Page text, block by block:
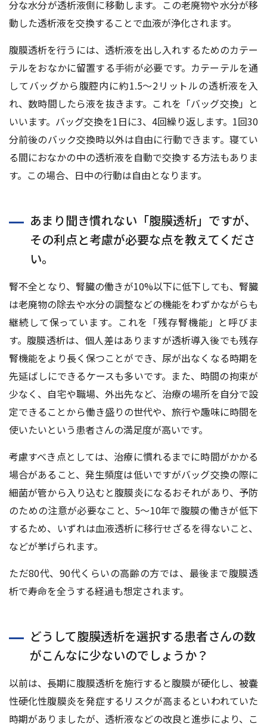
分な水分が透析液側に移動します。この老廃物や水分が移
動した透析液を交換することで血液が浄化されます。
腹膜透析を行うには、透析液を出し入れするためのカテー
テルをおなかに留置する手術が必要です。カテーテルを通
してバッグから腹腔内に約1.5～2リットルの透析液を入
れ、数時間したら液を抜きます。これを「バッグ交換」と
いいます。バッグ交換を1日に3、4回繰り返します。1回30
分前後のバック交換時以外は自由に行動できます。寝てい
る間におなかの中の透析液を自動で交換する方法もありま
す。この場合、日中の行動は自由となります。
あまり聞き慣れない「腹膜透析」ですが、
その利点と考慮が必要な点を教えてくださ
い。
腎不全となり、腎臓の働きが10%以下に低下しても、腎臓
は老廃物の除去や水分の調整などの機能をわずかながらも
継続して保っています。これを「残存腎機能」と呼びま
す。腹膜透析は、個人差はありますが透析導入後でも残存
腎機能をより長く保つことができ、尿が出なくなる時期を
先延ばしにできるケースも多いです。また、時間の拘束が
少なく、自宅や職場、外出先など、治療の場所を自分で設
定できることから働き盛りの世代や、旅行や趣味に時間を
使いたいという患者さんの満足度が高いです。
考慮すべき点としては、治療に慣れるまでに時間がかかる
場合があること、発生頻度は低いですがバッグ交換の際に
細菌が管から入り込むと腹膜炎になるおそれがあり、予防
のための注意が必要なこと、5〜10年で腹膜の働きが低下
するため、いずれは血液透析に移行せざるを得ないこと、
などが挙げられます。
ただ80代、90代くらいの高齢の方では、最後まで腹膜透
析で寿命を全うする経過も想定されます。
どうして腹膜透析を選択する患者さんの数
がこんなに少ないのでしょうか？
以前は、長期に腹膜透析を施行すると腹膜が硬化し、被嚢
性硬化性腹膜炎を発症するリスクが高まるといわれていた
時期がありましたが、透析液などの改良と進歩により、こ